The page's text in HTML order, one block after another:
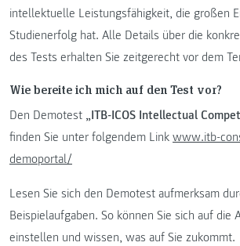
intellektuelle Leistungsfähigkeit, die großen
Studienerfolg hat. Alle Details über die
des Tests erhalten Sie zeitgerecht vor dem
Wie bereite ich mich auf den Test vor?
Den Demotest „ITB-ICOS Intellectual
finden Sie unter folgendem Link www.itb-
demoportal/
Lesen Sie sich den Demotest aufmerksam
Beispielaufgaben. So können Sie sich auf die
einstellen und wissen, was auf Sie zukommt.